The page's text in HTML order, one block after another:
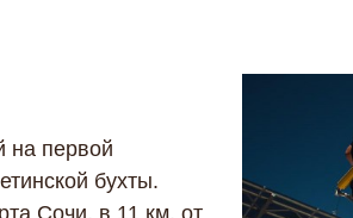
на первой
бухты.
Сочи, в 11 км. от